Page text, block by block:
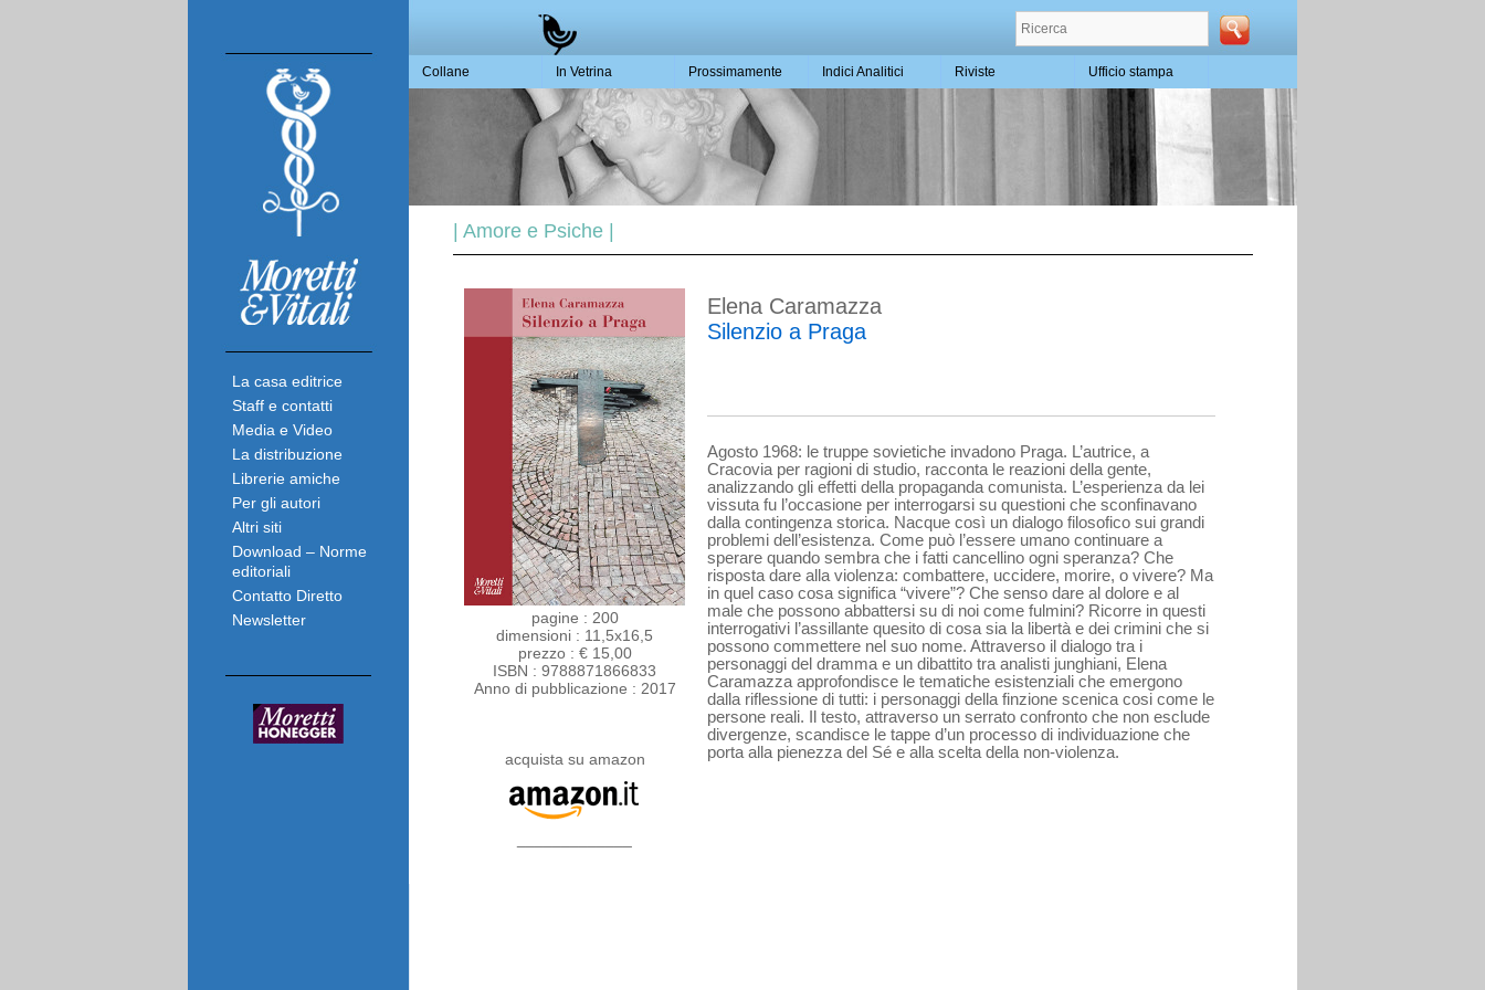
La casa editrice
Staff e contatti
Media e Video
La distribuzione
Librerie amiche
Per gli autori
Altri siti
Download – Norme
editoriali
Contatto Diretto
Newsletter
Collane In Vetrina Prossimamente Indici Analitici Riviste Ufficio stampa
| Amore e Psiche |
pagine : 200
dimensioni : 11,5x16,5
prezzo : € 15,00
ISBN : 9788871866833
Anno di pubblicazione : 2017
acquista su amazon
Elena Caramazza
Silenzio a Praga
Agosto 1968: le truppe sovietiche invadono Praga. L’autrice, a
Cracovia per ragioni di studio, racconta le reazioni della gente,
analizzando gli effetti della propaganda comunista. L’esperienza da lei
vissuta fu l’occasione per interrogarsi su questioni che sconfinavano
dalla contingenza storica. Nacque così un dialogo filosofico sui grandi
problemi dell’esistenza. Come può l’essere umano continuare a
sperare quando sembra che i fatti cancellino ogni speranza? Che
risposta dare alla violenza: combattere, uccidere, morire, o vivere? Ma
in quel caso cosa significa “vivere”? Che senso dare al dolore e al
male che possono abbattersi su di noi come fulmini? Ricorre in questi
interrogativi l’assillante quesito di cosa sia la libertà e dei crimini che si
possono commettere nel suo nome. Attraverso il dialogo tra i
personaggi del dramma e un dibattito tra analisti junghiani, Elena
Caramazza approfondisce le tematiche esistenziali che emergono
dalla riflessione di tutti: i personaggi della finzione scenica cosi come le
persone reali. Il testo, attraverso un serrato confronto che non esclude
divergenze, scandisce le tappe d’un processo di individuazione che
porta alla pienezza del Sé e alla scelta della non-violenza.